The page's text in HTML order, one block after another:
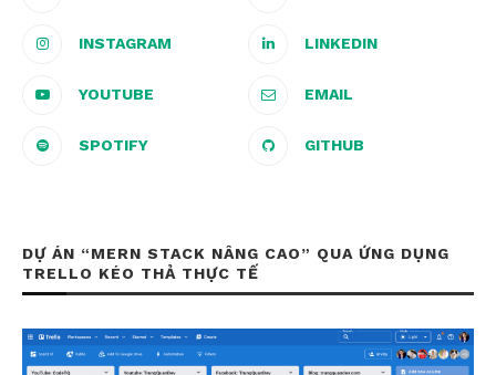
INSTAGRAM LINKEDIN
YOUTUBE EMAIL
SPOTIFY GITHUB
DỰ ÁN “MERN STACK NÂNG CAO” QUA ỨNG DỤNG
TRELLO KÉO THẢ THỰC TẾ